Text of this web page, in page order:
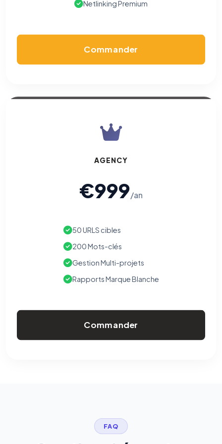
Netlinking Premium
Commander
AGENCY
€999/an
50 URLS cibles
200 Mots-clés
Gestion Multi-projets
Rapports Marque Blanche
Commander
FAQ